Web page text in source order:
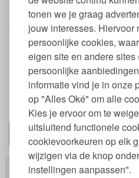
tonen we je graag
jouw interesses. Hiervoor
persoonlijke cookies,
eigen site en andere sites
persoonlijke
informatie vind je in onze
op "Alles Oké" om alle
Kies je ervoor om te
uitsluitend functionele
cookievoorkeuren op elk
wijzigen via de knop
instellingen aanpassen".
Eigenschappen ring
Trommel Lekdicht
1 Losse siliconen ring voor
Lunchbox 18x13x7
Gemaakt van foodgrade
Zorgt dat de broodtrommel
Vaatwasmachinebestendig
Niet geschikt voor de
Past bij